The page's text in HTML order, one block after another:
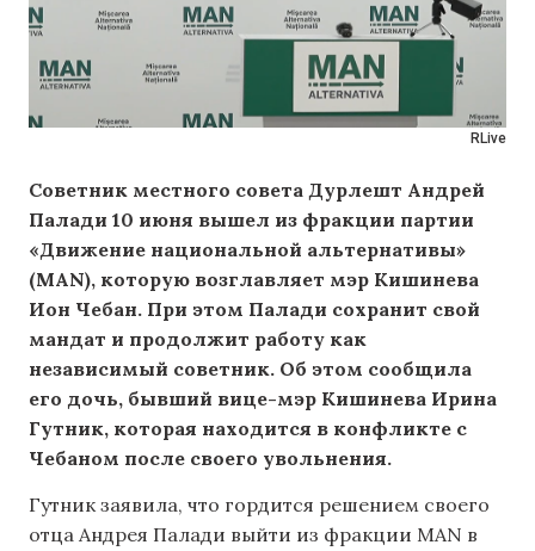
RLive
Советник местного совета Дурлешт Андрей
Палади 10 июня вышел из фракции партии
«Движение национальной альтернативы»
(MAN), которую возглавляет мэр Кишинева
Ион Чебан. При этом Палади сохранит свой
мандат и продолжит работу как
независимый советник. Об этом сообщила
его дочь, бывший вице-мэр Кишинева Ирина
Гутник, которая находится в конфликте с
Чебаном после своего увольнения.
Гутник заявила, что гордится решением своего
отца Андрея Палади выйти из фракции MAN в